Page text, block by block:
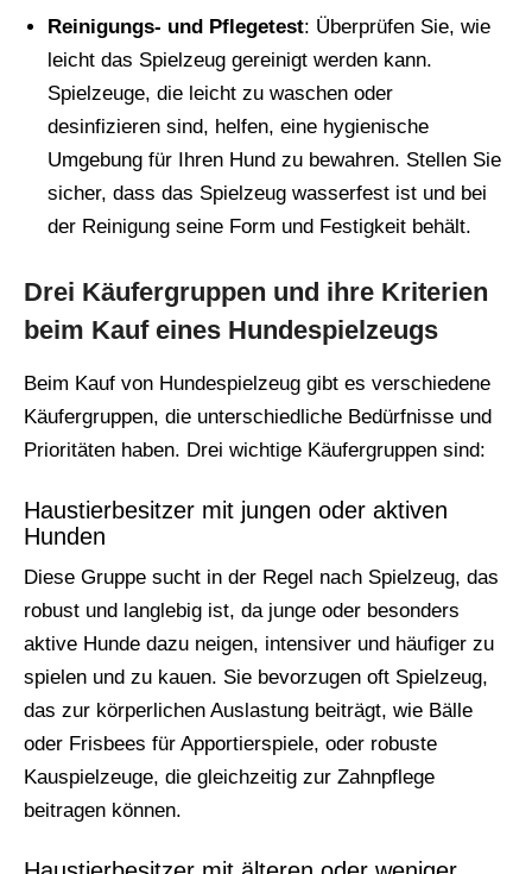
Reinigungs- und Pflegetest: Überprüfen Sie, wie
leicht das Spielzeug gereinigt werden kann.
Spielzeuge, die leicht zu waschen oder
desinfizieren sind, helfen, eine hygienische
Umgebung für Ihren Hund zu bewahren. Stellen Sie
sicher, dass das Spielzeug wasserfest ist und bei
der Reinigung seine Form und Festigkeit behält.
Drei Käufergruppen und ihre Kriterien
beim Kauf eines Hundespielzeugs
Beim Kauf von Hundespielzeug gibt es verschiedene
Käufergruppen, die unterschiedliche Bedürfnisse und
Prioritäten haben. Drei wichtige Käufergruppen sind:
Haustierbesitzer mit jungen oder aktiven
Hunden
Diese Gruppe sucht in der Regel nach Spielzeug, das
robust und langlebig ist, da junge oder besonders
aktive Hunde dazu neigen, intensiver und häufiger zu
spielen und zu kauen. Sie bevorzugen oft Spielzeug,
das zur körperlichen Auslastung beiträgt, wie Bälle
oder Frisbees für Apportierspiele, oder robuste
Kauspielzeuge, die gleichzeitig zur Zahnpflege
beitragen können.